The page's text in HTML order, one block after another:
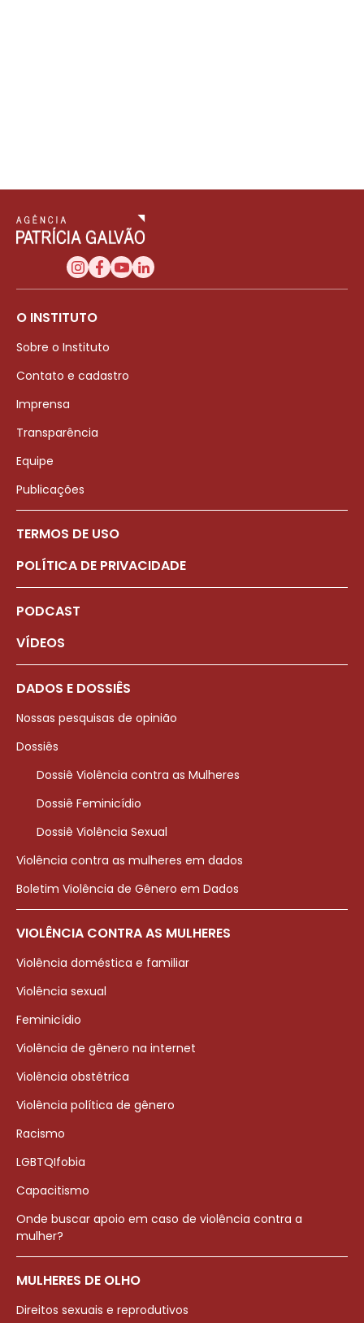
O INSTITUTO
Sobre o Instituto
Contato e cadastro
Imprensa
Transparência
Equipe
Publicações
TERMOS DE USO
POLÍTICA DE PRIVACIDADE
PODCAST
VÍDEOS
DADOS E DOSSIÊS
Nossas pesquisas de opinião
Dossiês
Dossiê Violência contra as Mulheres
Dossiê Feminicídio
Dossiê Violência Sexual
Violência contra as mulheres em dados
Boletim Violência de Gênero em Dados
VIOLÊNCIA CONTRA AS MULHERES
Violência doméstica e familiar
Violência sexual
Feminicídio
Violência de gênero na internet
Violência obstétrica
Violência política de gênero
Racismo
LGBTQIfobia
Capacitismo
Onde buscar apoio em caso de violência contra a
mulher?
MULHERES DE OLHO
Direitos sexuais e reprodutivos